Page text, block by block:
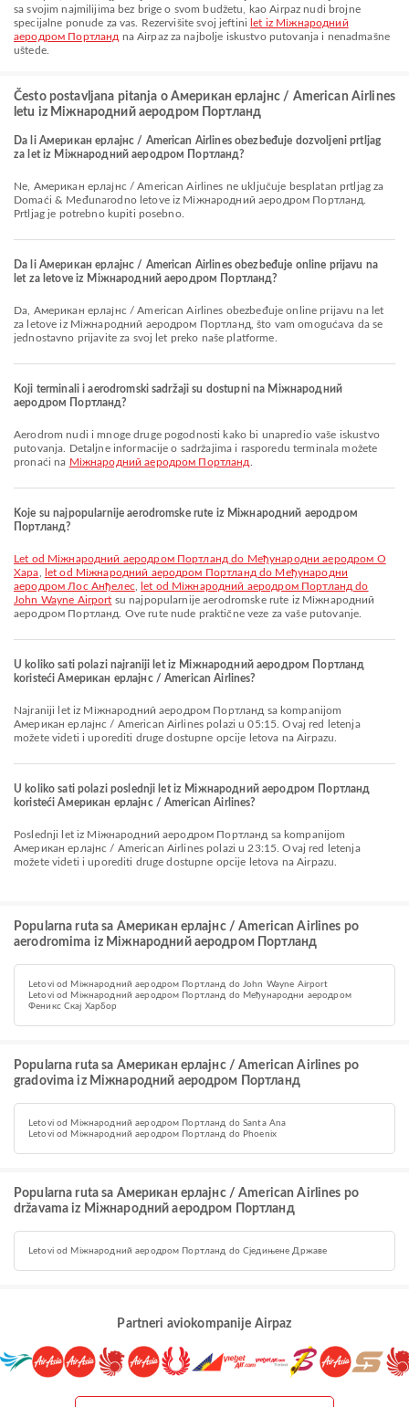
sa svojim najmilijima bez brige o svom budžetu, kao Airpaz nudi brojne
specijalne ponude za vas. Rezervišite svoj jeftini let iz Міжнародний
аеродром Портланд na Airpaz za najbolje iskustvo putovanja i nenadmašne
uštede.
Često postavljana pitanja o Американ ерлајнс / American Airlines
letu iz Міжнародний аеродром Портланд
Da li Американ ерлајнс / American Airlines obezbeđuje dozvoljeni prtljag
za let iz Міжнародний аеродром Портланд?
Ne, Американ ерлајнс / American Airlines ne uključuje besplatan prtljag za
Domaći & Međunarodno letove iz Міжнародний аеродром Портланд.
Prtljag je potrebno kupiti posebno.
Da li Американ ерлајнс / American Airlines obezbeđuje online prijavu na
let za letove iz Міжнародний аеродром Портланд?
Da, Американ ерлајнс / American Airlines obezbeđuje online prijavu na let
za letove iz Міжнародний аеродром Портланд, što vam omogućava da se
jednostavno prijavite za svoj let preko naše platforme.
Koji terminali i aerodromski sadržaji su dostupni na Міжнародний
аеродром Портланд?
Aerodrom nudi i mnoge druge pogodnosti kako bi unapredio vaše iskustvo
putovanja. Detaljne informacije o sadržajima i rasporedu terminala možete
pronaći na Міжнародний аеродром Портланд
Koje su najpopularnije aerodromske rute iz Міжнародний аеродром
Портланд?
let od Міжнародний аеродром Портланд do Међународни аеродром О
Хара
let od Міжнародний аеродром Портланд do Међународни
аеродром Лос Анђелес
let od Міжнародний аеродром Портланд do
John Wayne Airport su najpopularnije aerodromske rute iz Міжнародний
аеродром Портланд. Ove rute nude praktične veze za vaše putovanje.
U koliko sati polazi najraniji let iz Міжнародний аеродром Портланд
koristeći Американ ерлајнс / American Airlines?
Najraniji let iz Міжнародний аеродром Портланд sa kompanijom
Американ ерлајнс / American Airlines polazi u 05:15. Ovaj red letenja
možete videti i uporediti druge dostupne opcije letova na Airpazu.
U koliko sati polazi poslednji let iz Міжнародний аеродром Портланд
koristeći Американ ерлајнс / American Airlines?
Poslednji let iz Міжнародний аеродром Портланд sa kompanijom
Американ ерлајнс / American Airlines polazi u 23:15. Ovaj red letenja
možete videti i uporediti druge dostupne opcije letova na Airpazu.
Popularna ruta sa Американ ерлајнс / American Airlines po
aerodromima iz Міжнародний аеродром Портланд
Letovi od Міжнародний аеродром Портланд do John Wayne Airport
Letovi od Міжнародний аеродром Портланд do Међународни аеродром
Феникс Скај Харбор
Popularna ruta sa Американ ерлајнс / American Airlines po
gradovima iz Міжнародний аеродром Портланд
Letovi od Міжнародний аеродром Портланд do Santa Ana
Letovi od Міжнародний аеродром Портланд do Phoenix
Popularna ruta sa Американ ерлајнс / American Airlines po
državama iz Міжнародний аеродром Портланд
Letovi od Міжнародний аеродром Портланд do Сједињене Државе
Partneri aviokompanije Airpaz